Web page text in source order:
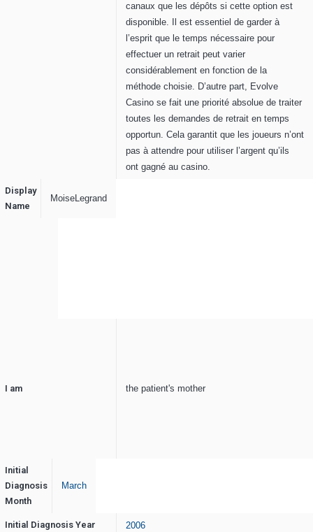
canaux que les dépôts si cette option est
disponible. Il est essentiel de garder à
l’esprit que le temps nécessaire pour
effectuer un retrait peut varier
considérablement en fonction de la
méthode choisie. D’autre part, Evolve
Casino se fait une priorité absolue de traiter
toutes les demandes de retrait en temps
opportun. Cela garantit que les joueurs n’ont
pas à attendre pour utiliser l’argent qu’ils
ont gagné au casino.
Display
Name
MoiseLegrand
I am the patient's mother
Initial
Diagnosis
Month
March
Initial Diagnosis Year 2006